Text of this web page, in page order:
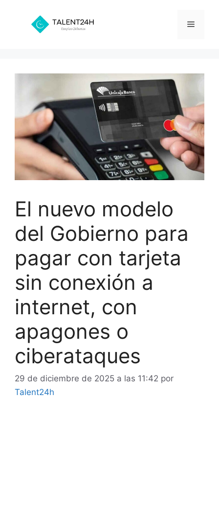
contenido
Menú
El nuevo modelo
del Gobierno para
pagar con tarjeta
sin conexión a
internet, con
apagones o
ciberataques
29 de diciembre de 2025 a las 11:42 por
Talent24h